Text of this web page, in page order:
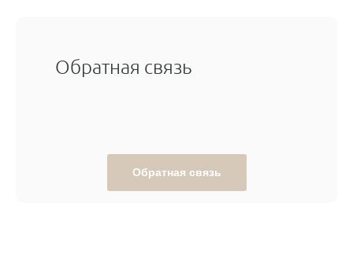
Обратная связь
Обратная связь